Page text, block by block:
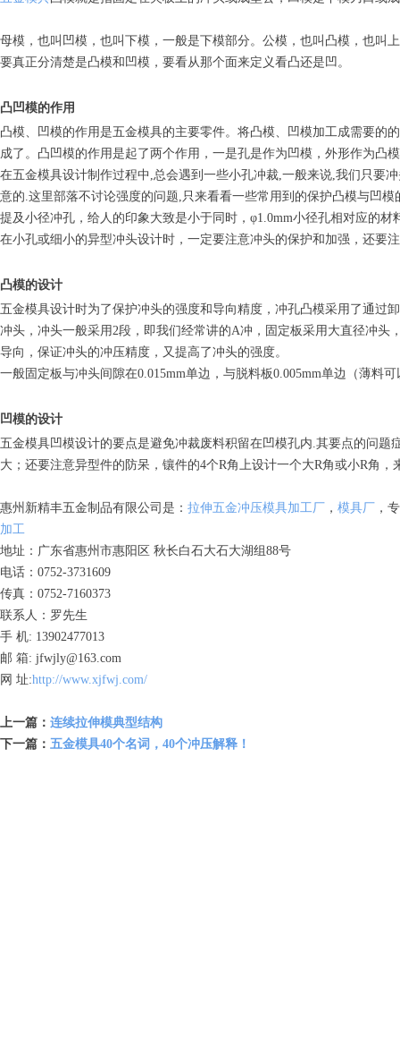
母模，也叫凹模，也叫下模，一般是下模部分。公模，也叫凸模，也叫
要真正分清楚是凸模和凹模，要看从那个面来定义看凸还是凹。
凸凹模的作用
凸模、凹模的作用是五金模具的主要零件。将凸模、凹模加工成需要的
成了。凸凹模的作用是起了两个作用，一是孔是作为凹模，外形作为凸
在五金模具设计制作过程中,总会遇到一些小孔冲裁,一般来说,我们只要
意的.这里部落不讨论强度的问题,只来看看一些常用到的保护凸模与凹模
提及小径冲孔，给人的印象大致是小于同时，φ1.0mm小径孔相对应的
在小孔或细小的异型冲头设计时，一定要注意冲头的保护和加强，还要
凸模的设计
五金模具设计时为了保护冲头的强度和导向精度，冲孔凸模采用了通过
冲头，冲头一般采用2段，即我们经常讲的A冲，固定板采用大直径冲
导向，保证冲头的冲压精度，又提高了冲头的强度。
一般固定板与冲头间隙在0.015mm单边，与脱料板0.005mm单边（薄料
凹模的设计
五金模具凹模设计的要点是避免冲裁废料积留在凹模孔内.其要点的问
大；还要注意异型件的防呆，镶件的4个R角上设计一个大R角或小R角，
惠州新精丰五金制品有限公司是： 拉伸五金冲压模具加工厂 ， 模具厂 ，
加工
地址：广东省惠州市惠阳区 秋长白石大石大湖组88号
电话：0752-3731609
传真：0752-7160373
联系人：罗先生
手 机: 13902477013
邮 箱: jfwjly@163.com
网 址:http://www.xjfwj.com/
上一篇： 连续拉伸模典型结构
下一篇： 五金模具40个名词，40个冲压解释！